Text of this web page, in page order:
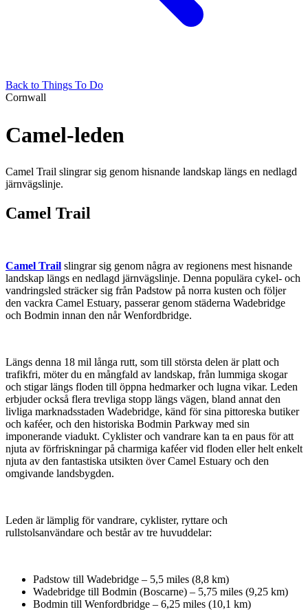
Back to Things To Do
Cornwall
Camel-leden
Camel Trail slingrar sig genom hisnande landskap längs en nedlagd
järnvägslinje.
Camel Trail
Camel Trail slingrar sig genom några av regionens mest hisnande
landskap längs en nedlagd järnvägslinje. Denna populära cykel- och
vandringsled sträcker sig från Padstow på norra kusten och följer
den vackra Camel Estuary, passerar genom städerna Wadebridge
och Bodmin innan den når Wenfordbridge.
Längs denna 18 mil långa rutt, som till största delen är platt och
trafikfri, möter du en mångfald av landskap, från lummiga skogar
och stigar längs floden till öppna hedmarker och lugna vikar. Leden
erbjuder också flera trevliga stopp längs vägen, bland annat den
livliga marknadsstaden Wadebridge, känd för sina pittoreska butiker
och kaféer, och den historiska Bodmin Parkway med sin
imponerande viadukt. Cyklister och vandrare kan ta en paus för att
njuta av förfriskningar på charmiga kaféer vid floden eller helt enkelt
njuta av den fantastiska utsikten över Camel Estuary och den
omgivande landsbygden.
Leden är lämplig för vandrare, cyklister, ryttare och
rullstolsanvändare och består av tre huvuddelar:
Padstow till Wadebridge – 5,5 miles (8,8 km)
Wadebridge till Bodmin (Boscarne) – 5,75 miles (9,25 km)
Bodmin till Wenfordbridge – 6,25 miles (10,1 km)